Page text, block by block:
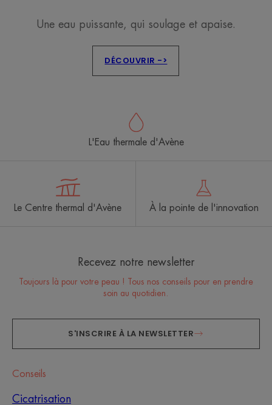
Une eau puissante, qui soulage et apaise.
DÉCOUVRIR ->
L'Eau thermale d'Avène
Le Centre thermal d'Avène À la pointe de l'innovation
Recevez notre newsletter
Toujours là pour votre peau ! Tous nos conseils pour en prendre
soin au quotidien.
S'INSCRIRE À LA NEWSLETTER
Conseils
Cicatrisation